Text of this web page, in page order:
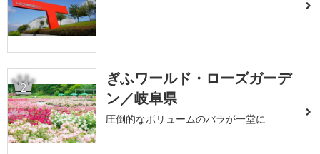
2
ぎふワールド・ローズガーデ
ン／岐阜県
圧倒的なボリュームのバラが一堂に